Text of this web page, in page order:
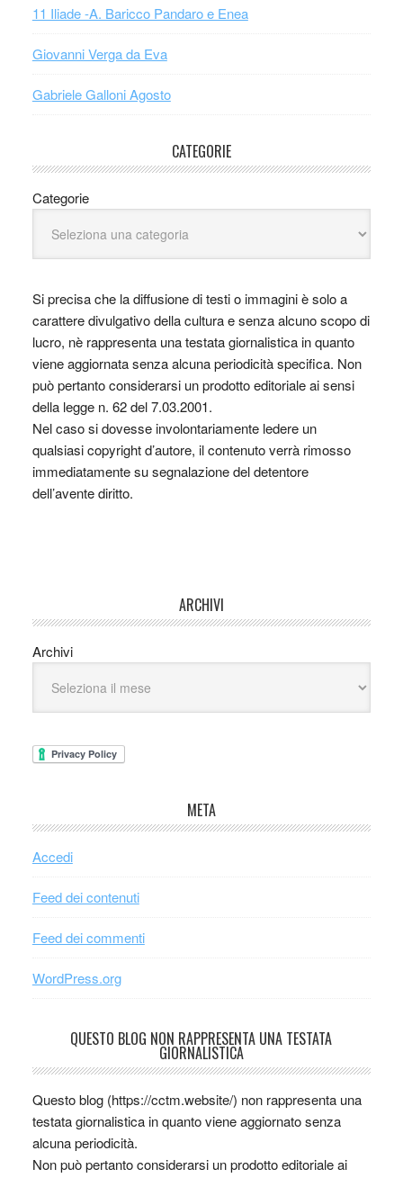
11 Iliade -A. Baricco Pandaro e Enea
Giovanni Verga da Eva
Gabriele Galloni Agosto
CATEGORIE
Categorie
Si precisa che la diffusione di testi o immagini è solo a
carattere divulgativo della cultura e senza alcuno scopo di
lucro, nè rappresenta una testata giornalistica in quanto
viene aggiornata senza alcuna periodicità specifica. Non
può pertanto considerarsi un prodotto editoriale ai sensi
della legge n. 62 del 7.03.2001.
Nel caso si dovesse involontariamente ledere un
qualsiasi copyright d’autore, il contenuto verrà rimosso
immediatamente su segnalazione del detentore
dell’avente diritto.
ARCHIVI
Archivi
META
Accedi
Feed dei contenuti
Feed dei commenti
WordPress.org
QUESTO BLOG NON RAPPRESENTA UNA TESTATA
GIORNALISTICA
Questo blog (https://cctm.website/) non rappresenta una
testata giornalistica in quanto viene aggiornato senza
alcuna periodicità.
Non può pertanto considerarsi un prodotto editoriale ai